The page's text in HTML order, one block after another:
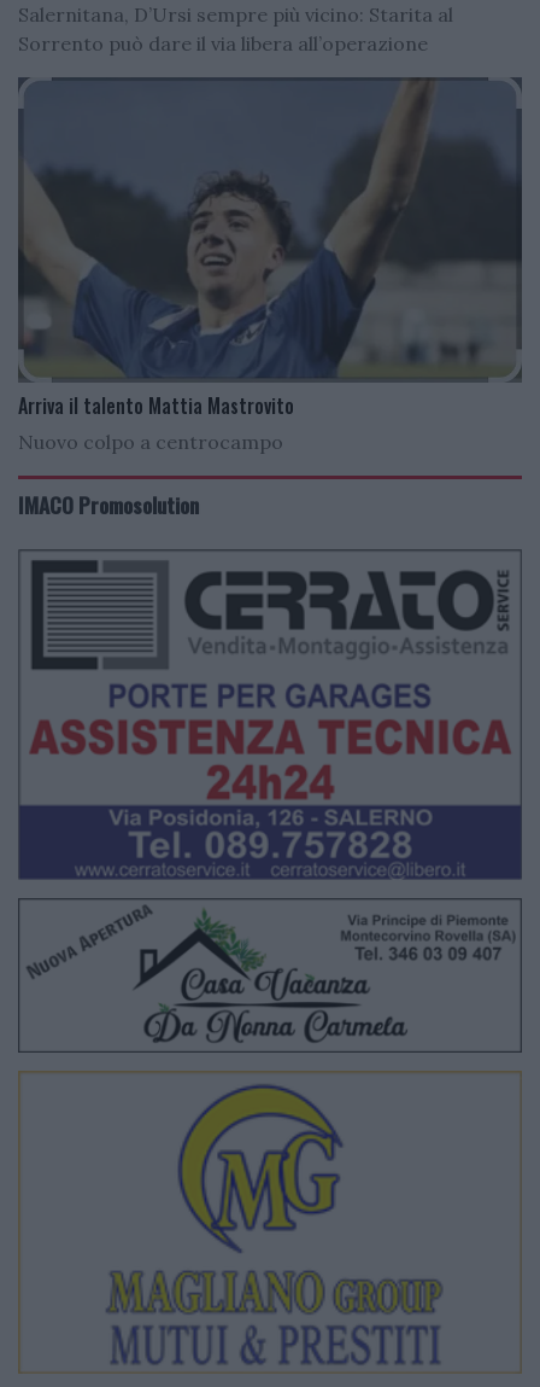
Salernitana, D’Ursi sempre più vicino: Starita al
Sorrento può dare il via libera all’operazione
Arriva il talento Mattia Mastrovito
Nuovo colpo a centrocampo
IMACO Promosolution